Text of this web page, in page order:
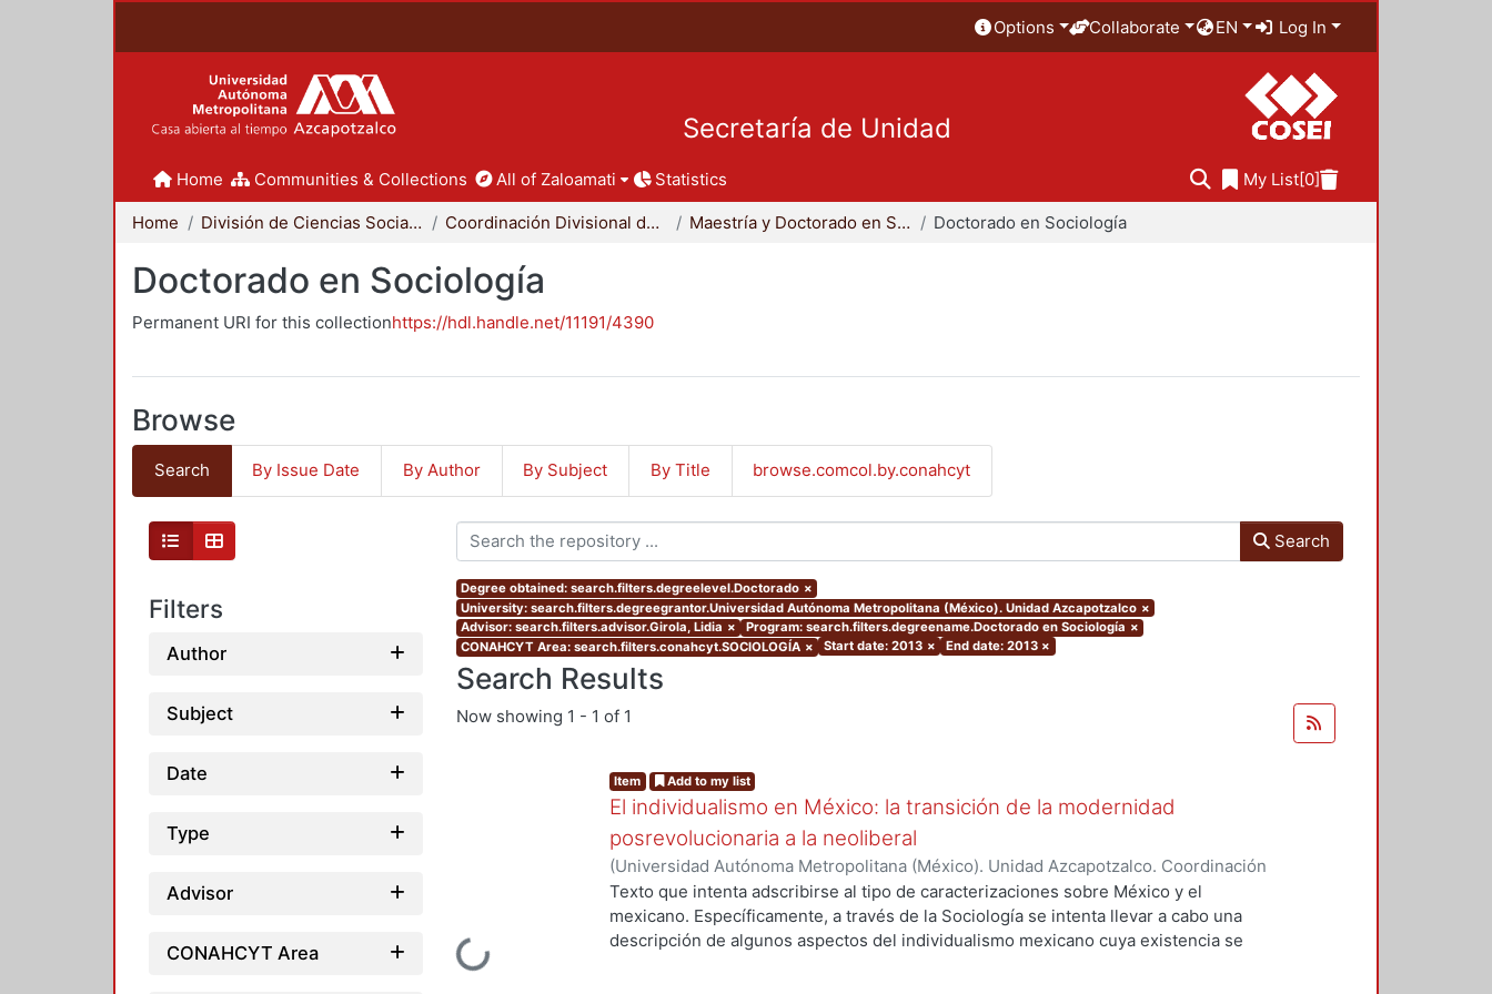
Options Collaborate EN Log In
Secretaría de Unidad
Home Communities & Collections All of Zaloamati Statistics My List[0]
Home División de Ciencias Sociales y Humanidades Coordinación Divisional de Posgrado Maestría y Doctorado en Sociología Doctorado en Sociología
Doctorado en Sociología
Permanent URI for this collectionhttps://hdl.handle.net/11191/4390
Browse
Search By Issue Date By Author By Subject By Title browse.comcol.by.conahcyt
Filters
Author
Subject
Date
Type
Advisor
CONAHCYT Area
Search
Degree obtained: search.filters.degreelevel.Doctorado ×
University: search.filters.degreegrantor.Universidad Autónoma Metropolitana (México). Unidad Azcapotzalco ×
Advisor: search.filters.advisor.Girola, Lidia × Program: search.filters.degreename.Doctorado en Sociología ×
CONAHCYT Area: search.filters.conahcyt.SOCIOLOGÍA × Start date: 2013 × End date: 2013 ×
Search Results
Now showing 1 - 1 of 1
Item Add to my list
El individualismo en México: la transición de la modernidad
posrevolucionaria a la neoliberal
(Universidad Autónoma Metropolitana (México). Unidad Azcapotzalco. Coordinación
de Servicios de Información., 2013-01) VIEYRA BAHENA, PEDRO JOSE
Texto que intenta adscribirse al tipo de caracterizaciones sobre México y el
mexicano. Específicamente, a través de la Sociología se intenta llevar a cabo una
descripción de algunos aspectos del individualismo mexicano cuya existencia se